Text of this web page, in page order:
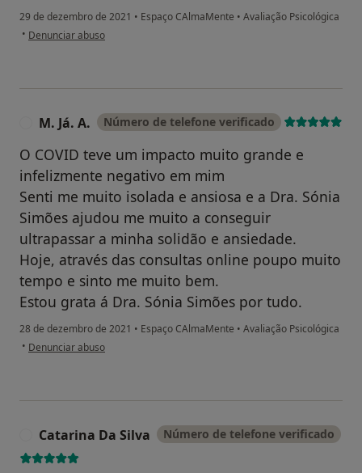
29 de dezembro de 2021 • Espaço CAlmaMente • Avaliação Psicológica
• na opinião do utilizador João Marques
Denunciar abuso
M. Já. A. Número de telefone verificado
O COVID teve um impacto muito grande e
infelizmente negativo em mim
Senti me muito isolada e ansiosa e a Dra. Sónia
Simões ajudou me muito a conseguir
ultrapassar a minha solidão e ansiedade.
Hoje, através das consultas online poupo muito
tempo e sinto me muito bem.
Estou grata á Dra. Sónia Simões por tudo.
28 de dezembro de 2021 • Espaço CAlmaMente • Avaliação Psicológica
• na opinião do utilizador M. Já. A.
Denunciar abuso
Catarina Da Silva Número de telefone verificado